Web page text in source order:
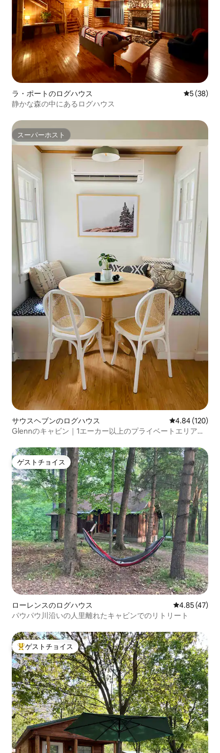
ラ・ポートのログハウス レビュー
5 (38)
静かな森の中にあるログハウス
スーパーホスト
スーパーホスト
サウスヘブンのログハウス レビュー120
4.84 (120)
Glennのキャビン｜1エーカー以上のプライベートエリア｜
ゲストチョイス
ゲストチョイス
ローレンスのログハウス レビュー47
4.85 (47)
パウパウ川沿いの人里離れたキャビンでのリトリート
大好評のゲストチョイスです。
ゲストチョイス